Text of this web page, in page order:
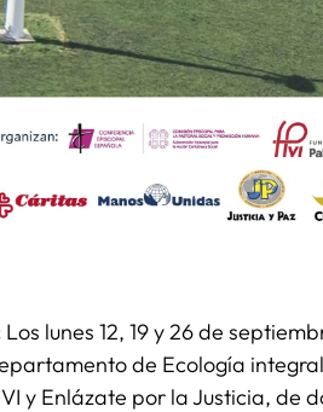
Los lunes 12, 19 y 26 de
de Ecología
y Enlázate por la Justicia, de